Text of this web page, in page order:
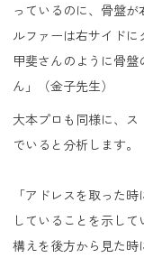
っているのに、骨盤
ルファーは右サイドに
甲斐さんのように骨
ん」（金子先生）
大本プロも同様に、
でいると分析します。
「アドレスを取った
していることを示して
構えを後方から見た